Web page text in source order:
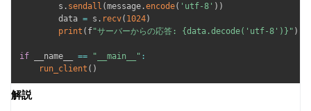
        s
. sendall (message .encode( 'utf-8' ) )
        data
= s . recv( 1024)
print ( f"サーバーからの応答: {data.decode('utf-8')}" )
if __name__ == "__main__" :
run_client ( )
解説